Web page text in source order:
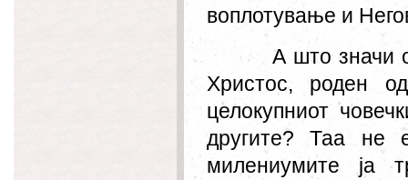
воплотување и
А што значи
Христос, роден
целокупниот
другите? Таа не
милениумите ја